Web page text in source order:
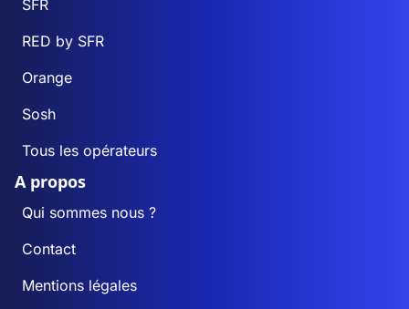
SFR
RED by SFR
Orange
Sosh
Tous les opérateurs
A propos
Qui sommes nous ?
Contact
Mentions légales